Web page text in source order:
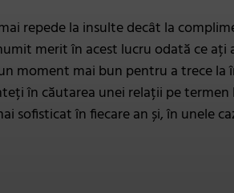
repede la insulte decât la
merit în acest lucru odată ce ați
moment mai bun pentru a trece la
în căutarea unei relații pe
sofisticat în fiecare an și, în unele